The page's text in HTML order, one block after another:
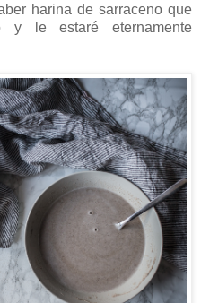
harina de sarraceno que
y le estaré eternamente